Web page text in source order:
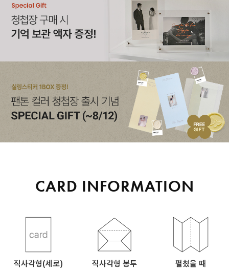
CARD INFORMATION
직사각형(세로)
직사각형 봉투
펼쳤을 때